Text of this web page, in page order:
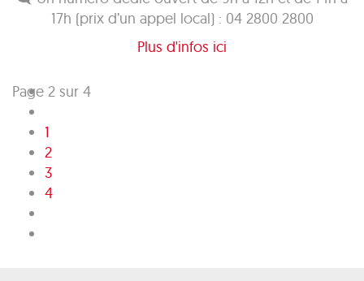
17h (prix d’un appel local) : 04 2800 2800
Plus d'infos ici
Page 2 sur 4
1
2
3
4